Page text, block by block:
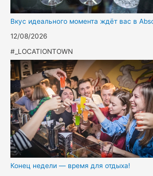
Вкус идеального момента ждёт вас в
12/08/2026
#_LOCATIONTOWN
Конец недели — время для отдыха!